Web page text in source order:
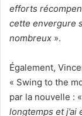
efforts
cette envergure
nombreux ».
Également,
« Swing to the
par la nouvelle : «
longtemps et